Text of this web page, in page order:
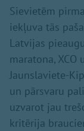
Sievietēm
iekļuva tās
Latvijas
maratona,
Jaunslaviete-
un pārsvaru
uzvarot jau
kritērija